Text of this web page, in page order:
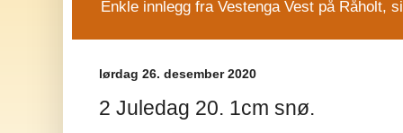
Enkle innlegg fra Vestenga Vest på Råholt,
lørdag 26. desember 2020
2 Juledag 20. 1cm snø.